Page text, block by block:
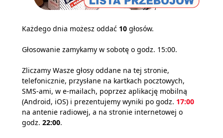
Każdego dnia możesz oddać 10 głosów.
Głosowanie zamykamy w sobotę o godz. 15:00.
Zliczamy Wasze głosy oddane na tej stronie,
telefonicznie, przysłane na kartkach pocztowych,
SMS-ami, w e-mailach, poprzez aplikację mobilną
(Android, iOS) i prezentujemy wyniki po godz. 17:00
na antenie radiowej, a na stronie internetowej o
godz. 22:00.